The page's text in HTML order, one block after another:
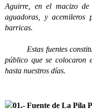
Aguirre, en el macizo de
aguadoras, y acemileros
barricas.
Estas fuentes
público que se colocaron
hasta nuestros días.